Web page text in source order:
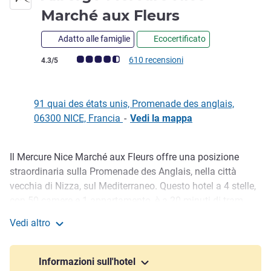
Marché aux Fleurs
Adatto alle famiglie Ecocertificato
Giudizio clienti (Valutazione ALL)
4.3/5 610 recensioni
91 quai des états unis, Promenade des anglais,
06300 NICE, Francia - Vedi la mappa
Descrizione
Il Mercure Nice Marché aux Fleurs offre una posizione
straordinaria sulla Promenade des Anglais, nella città
vecchia di Nizza, sul Mediterraneo. Questo hotel a 4 stelle,
al mercato dei fiori di Cours Saleya, è la base perfetta per
esplorare la storica città vecchia o rilassarsi sulla spiaggia.
Vi diamo il benvenuto in Costa Azzurra!
Vedi altro
Informazioni sull'hotel